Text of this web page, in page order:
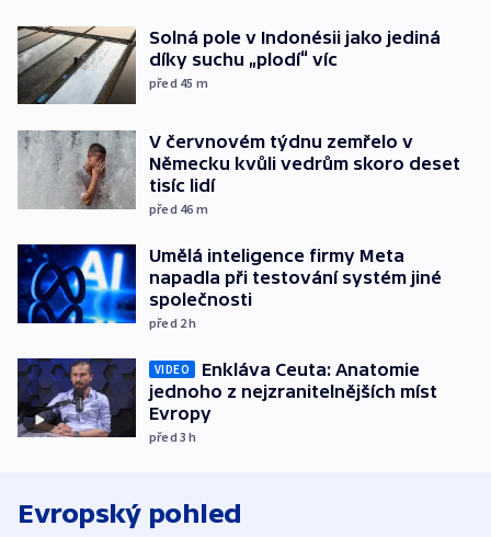
Solná pole v Indonésii jako jediná
díky suchu „plodí“ víc
před 45 m
V červnovém týdnu zemřelo v
Německu kvůli vedrům skoro deset
tisíc lidí
před 46 m
Umělá inteligence firmy Meta
napadla při testování systém jiné
společnosti
před 2h
VIDEO
Enkláva Ceuta: Anatomie
jednoho z nejzranitelnějších míst
Evropy
před 3h
Evropský pohled